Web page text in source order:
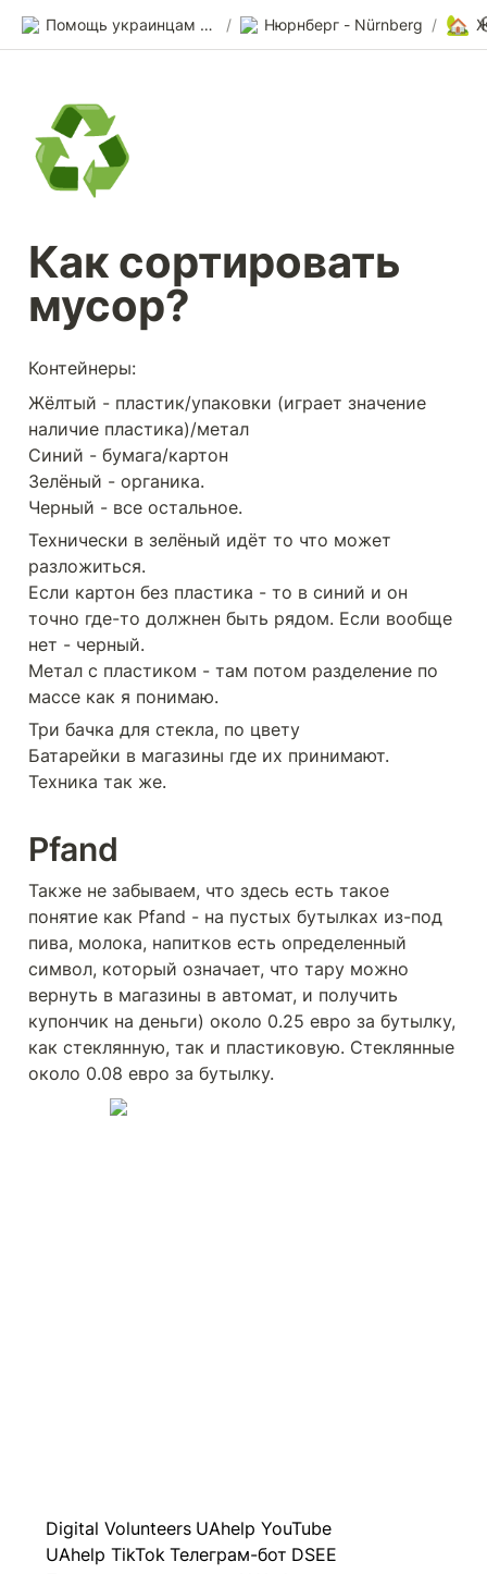
Помощь украинцам в Германии / Нюрнберг - Nürnberg / 🏡
♻️
Как сортировать
мусор?
Контейнеры:
Жёлтый - пластик/упаковки (играет значение
наличие пластика)/метал
Синий - бумага/картон
Зелёный - органика.
Черный - все остальное.
Технически в зелёный идёт то что может
разложиться.
Если картон без пластика - то в синий и он
точно где-то должнен быть рядом. Если вообще
нет - черный.
Метал с пластиком - там потом разделение по
массе как я понимаю.
Три бачка для стекла, по цвету
Батарейки в магазины где их принимают.
Техника так же.
Pfand
Также не забываем, что здесь есть такое
понятие как Pfand - на пустых бутылках из-под
пива, молока, напитков есть определенный
символ, который означает, что тару можно
вернуть в магазины в автомат, и получить
купончик на деньги) около 0.25 евро за бутылку,
как стеклянную, так и пластиковую. Стеклянные
около 0.08 евро за бутылку.
Digital Volunteers UAhelp YouTube
UAhelp TikTok Телеграм-бот DSEE